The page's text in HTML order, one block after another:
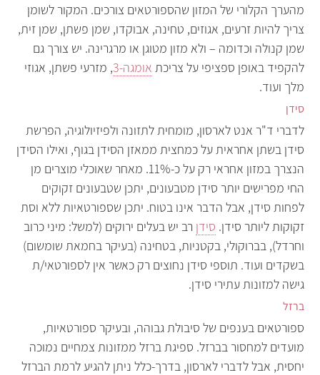
מהערך הקלורי של המזון שהספורטאים צורכים. המקור לשומן
צריך להיות זרעים, אגוזים, טחינה, אבוקדו, שמן פשתן, שמן זית,
שמן קנולה וכדומה – ולא מזון מטוגן או מרגרינה. יש צורך גם
להקפיד באופן ספציפי על צריכת אומגה-3 , מזרעי פשתן, אגוזי
מלך ועוד.
סידן
לדברי ד"ר אנט לארסון, מומחית לתזונה ולפיזיולוגיה, הפרשת
סידן בשתן אחראית על כמחצית ממאזן הסידן בגוף, ואילו הסידן
הנצרך במזון אחראי רק על כ-11%. מאחר שאוכלי מוצרים מן
החי מפרישים יותר סידן מטבעונים, יתכן שטבעונים זקוקים
לפחות סידן, אבל הדבר אינו בטוח. יתכן שספורטאיות ללא וסת
זקוקות ליותר סידן. סידן רב יש בעלים ירוקים (למשל: מיני כרוב
וחרדל), בברוקולי, בקטניות, בטחינה (בעיקר בחמאת שומשום)
בשקדים ועוד. תוספי סידן נחוצים רק כאשר אין לספורטאי/ת
גישה למזונות עתירי סידן.
ברזל
ספורטאים בענפים של סיבולת גבוהה, ובעיקר ספורטאיות,
מועדים למחסור בברזל. ספיגת ברזל ממזונות צמחיים נמוכה
יחסית, אבל לדברי לארסון, בדרך-כלל ניתן להגיע לרמת הברזל